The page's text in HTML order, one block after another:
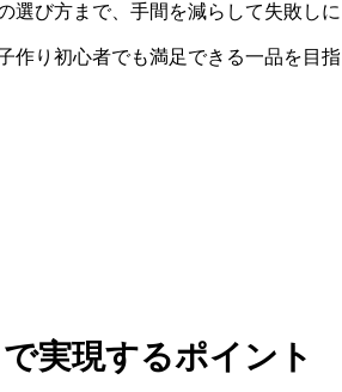
選び方まで、手間を減らして失敗しに
作り初心者でも満足できる一品を目指
実現するポイント